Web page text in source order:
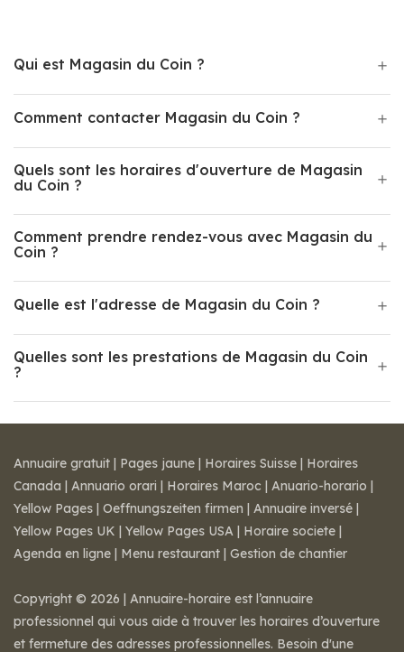
Qui est Magasin du Coin ?
Comment contacter Magasin du Coin ?
Quels sont les horaires d'ouverture de Magasin
du Coin ?
Comment prendre rendez-vous avec Magasin du
Coin ?
Quelle est l'adresse de Magasin du Coin ?
Quelles sont les prestations de Magasin du Coin
?
Annuaire gratuit | Pages jaune | Horaires Suisse | Horaires
Canada | Annuario orari | Horaires Maroc | Anuario-horario |
Yellow Pages | Oeffnungszeiten firmen | Annuaire inversé |
Yellow Pages UK | Yellow Pages USA | Horaire societe |
Agenda en ligne | Menu restaurant | Gestion de chantier
Copyright © 2026 | Annuaire-horaire est l’annuaire
professionnel qui vous aide à trouver les horaires d’ouverture
et fermeture des adresses professionnelles. Besoin d'une